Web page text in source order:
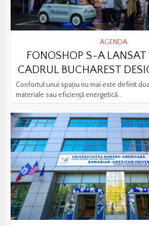
AGENDA
FONOSHOP S-A LANSAT
CADRUL BUCHAREST
Confortul unui spațiu nu mai este definit
materiale sau eficiență energetică...